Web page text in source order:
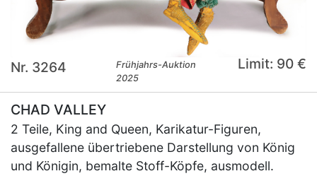
Nr. 3264
Frühjahrs-Auktion
2025
Limit: 90 €
CHAD VALLEY
2 Teile, King and Queen, Karikatur-Figuren,
ausgefallene übertriebene Darstellung von König
und Königin, bemalte Stoff-Köpfe, ausmodell.